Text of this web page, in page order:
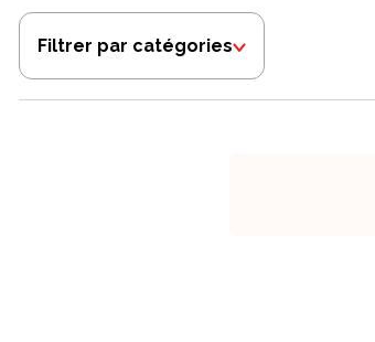
Filtrer par catégories